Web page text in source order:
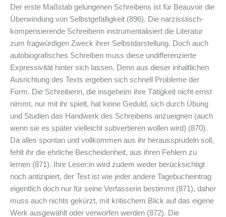
Der erste Maßstab gelungenen Schreibens ist für Beauvoir die
Überwindung von Selbstgefälligkeit (896). Die narzisstisch-
kompensierende Schreiberin instrumentalisiert die Literatur
zum fragwürdigen Zweck ihrer Selbstdarstellung. Doch auch
autobiografisches Schreiben muss diese undifferenzierte
Expressivität hinter sich lassen. Denn aus dieser inhaltlichen
Ausrichtung des Texts ergeben sich schnell Probleme der
Form. Die Schreiberin, die insgeheim ihre Tätigkeit nicht ernst
nimmt, nur mit ihr spielt, hat keine Geduld, sich durch Übung
und Studien das Handwerk des Schreibens anzueignen (auch
wenn sie es später vielleicht subvertieren wollen wird) (870).
Da alles spontan und vollkommen aus ihr heraussprudeln soll,
fehlt ihr die ehrliche Bescheidenheit, aus ihren Fehlern zu
lernen (871). Ihre Leser:in wird zudem weder berücksichtigt
noch antizipiert, der Text ist wie jeder andere Tagebucheintrag
eigentlich doch nur für seine Verfasserin bestimmt (871), daher
muss auch nichts gekürzt, mit kritischem Blick auf das eigene
Werk ausgewählt oder verworfen werden (872). Die